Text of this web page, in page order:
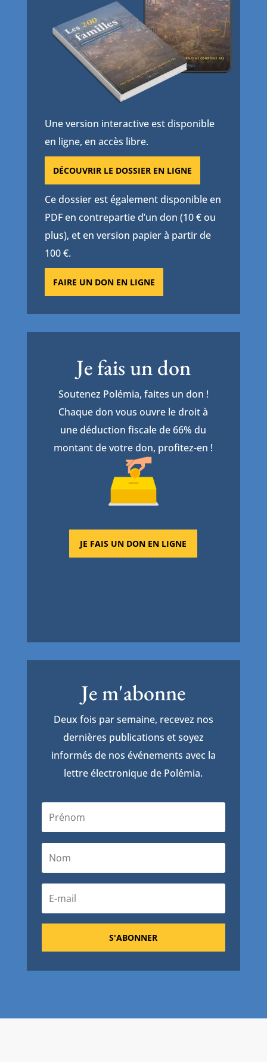
Une version interactive est disponible
en ligne, en accès libre.
DÉCOUVRIR LE DOSSIER EN LIGNE
Ce dossier est également disponible en
PDF en contrepartie d’un don (10 € ou
plus), et en version papier à partir de
100 €.
FAIRE UN DON EN LIGNE
Je fais un don
Soutenez Polémia, faites un don !
Chaque don vous ouvre le droit à
une déduction fiscale de 66% du
montant de votre don, profitez-en !
JE FAIS UN DON EN LIGNE
Je m'abonne
Deux fois par semaine, recevez nos
dernières publications et soyez
informés de nos événements avec la
lettre électronique de Polémia.
S'ABONNER